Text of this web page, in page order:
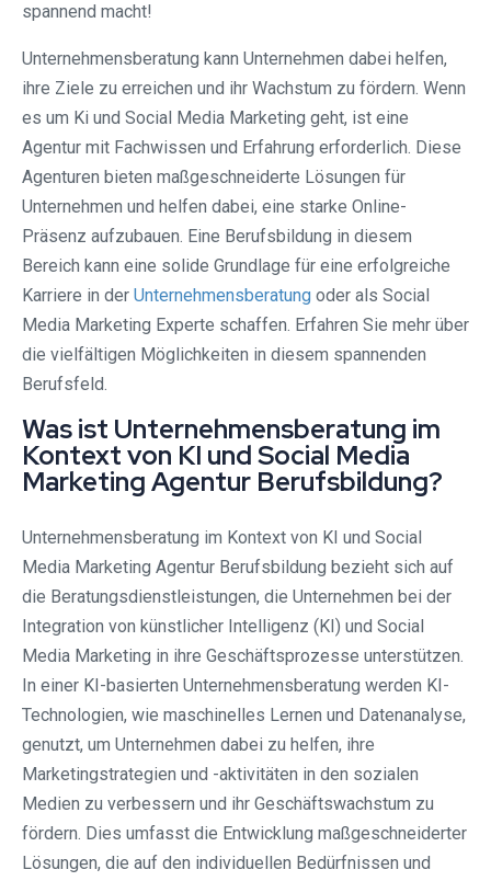
spannend macht!
Unternehmensberatung kann Unternehmen dabei helfen,
ihre Ziele zu erreichen und ihr Wachstum zu fördern. Wenn
es um Ki und Social Media Marketing geht, ist eine
Agentur mit Fachwissen und Erfahrung erforderlich. Diese
Agenturen bieten maßgeschneiderte Lösungen für
Unternehmen und helfen dabei, eine starke Online-
Präsenz aufzubauen. Eine Berufsbildung in diesem
Bereich kann eine solide Grundlage für eine erfolgreiche
Karriere in der Unternehmensberatung oder als Social
Media Marketing Experte schaffen. Erfahren Sie mehr über
die vielfältigen Möglichkeiten in diesem spannenden
Berufsfeld.
Was ist Unternehmensberatung im
Kontext von KI und Social Media
Marketing Agentur Berufsbildung?
Unternehmensberatung im Kontext von KI und Social
Media Marketing Agentur Berufsbildung bezieht sich auf
die Beratungsdienstleistungen, die Unternehmen bei der
Integration von künstlicher Intelligenz (KI) und Social
Media Marketing in ihre Geschäftsprozesse unterstützen.
In einer KI-basierten Unternehmensberatung werden KI-
Technologien, wie maschinelles Lernen und Datenanalyse,
genutzt, um Unternehmen dabei zu helfen, ihre
Marketingstrategien und -aktivitäten in den sozialen
Medien zu verbessern und ihr Geschäftswachstum zu
fördern. Dies umfasst die Entwicklung maßgeschneiderter
Lösungen, die auf den individuellen Bedürfnissen und